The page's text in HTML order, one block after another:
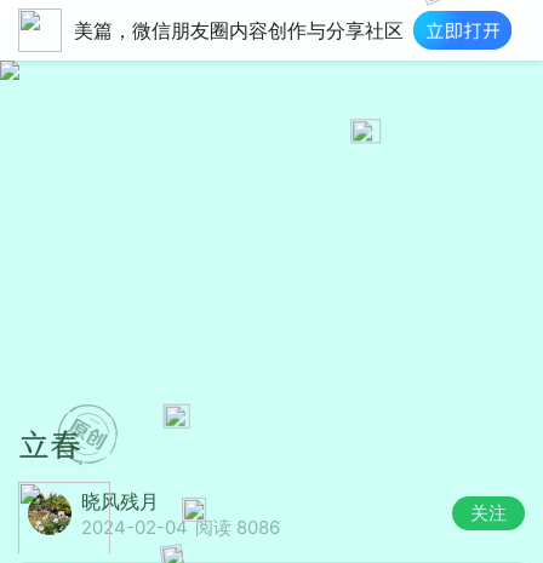
美篇，微信朋友圈内容创作与分享社区
立春
晓风残月
2024-02-04 阅读 8086
关注